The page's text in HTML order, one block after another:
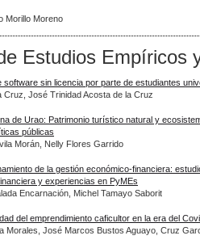
Morillo Moreno
Estudios Empíricos
software sin licencia por parte de estudiantes
Cruz, José Trinidad Acosta de la Cruz
de Urao: Patrimonio turístico natural y
públicas
Morán, Nelly Flores Garrido
de la gestión económico-financiera:
y experiencias en PyMEs
Encarnación, Michel Tamayo Saborit
del emprendimiento caficultor en la era del
Morales, José Marcos Bustos Aguayo, Cruz